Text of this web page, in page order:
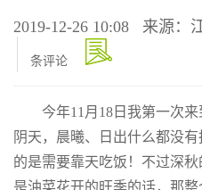
2019-12-26 10:08 来源：
条评论
今年11月18日我第一次
阴天，晨曦、日出什么都没
的是需要靠天吃饭！不过深
是油菜花开的旺季的话，那整